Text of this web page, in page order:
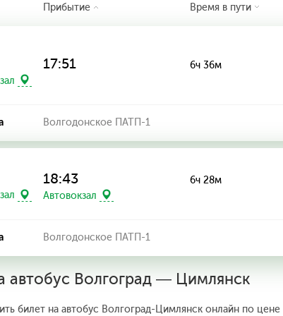
Прибытие Время в пути
17:51 6ч 36м
Волгодонское ПАТП-1
18:43
Автовокзал
6ч 28м
Волгодонское ПАТП-1
автобус Волгоград — Цимлянск
билет на автобус Волгоград-Цимлянск онлайн по